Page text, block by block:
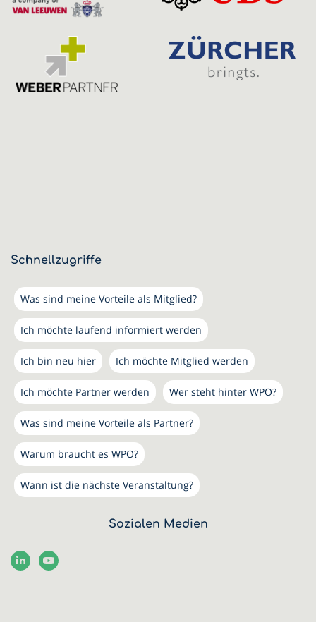
Schnellzugriffe
Was sind meine Vorteile als Mitglied?
Ich möchte laufend informiert werden
Ich bin neu hier Ich möchte Mitglied werden
Ich möchte Partner werden Wer steht hinter WPO?
Was sind meine Vorteile als Partner?
Warum braucht es WPO?
Wann ist die nächste Veranstaltung?
Sozialen Medien